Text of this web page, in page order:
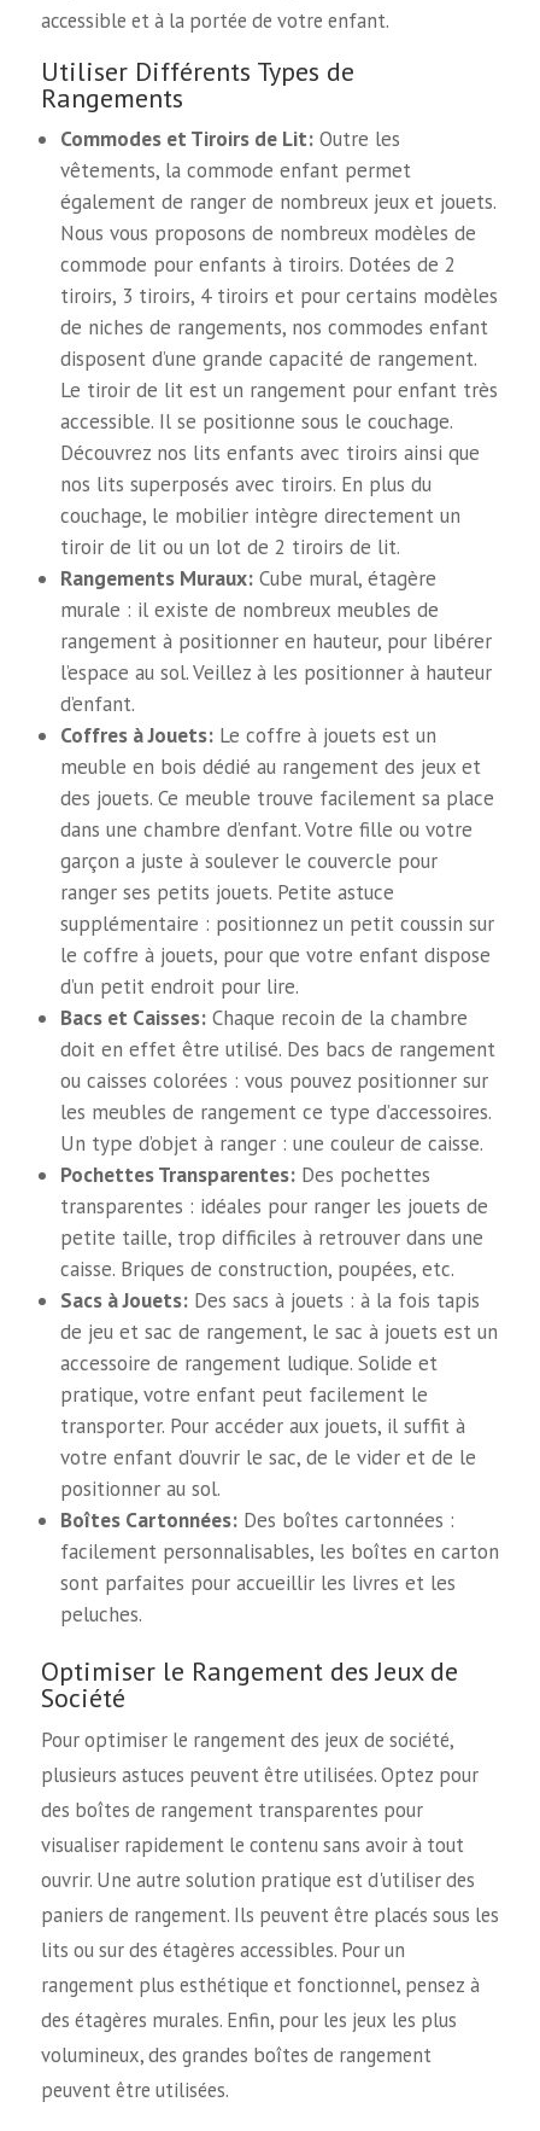
accessible et à la portée de votre enfant.
Utiliser Différents Types de
Rangements
Commodes et Tiroirs de Lit: Outre les
vêtements, la commode enfant permet
également de ranger de nombreux jeux et jouets.
Nous vous proposons de nombreux modèles de
commode pour enfants à tiroirs. Dotées de 2
tiroirs, 3 tiroirs, 4 tiroirs et pour certains modèles
de niches de rangements, nos commodes enfant
disposent d’une grande capacité de rangement.
Le tiroir de lit est un rangement pour enfant très
accessible. Il se positionne sous le couchage.
Découvrez nos lits enfants avec tiroirs ainsi que
nos lits superposés avec tiroirs. En plus du
couchage, le mobilier intègre directement un
tiroir de lit ou un lot de 2 tiroirs de lit.
Rangements Muraux: Cube mural, étagère
murale : il existe de nombreux meubles de
rangement à positionner en hauteur, pour libérer
l’espace au sol. Veillez à les positionner à hauteur
d’enfant.
Coffres à Jouets: Le coffre à jouets est un
meuble en bois dédié au rangement des jeux et
des jouets. Ce meuble trouve facilement sa place
dans une chambre d’enfant. Votre fille ou votre
garçon a juste à soulever le couvercle pour
ranger ses petits jouets. Petite astuce
supplémentaire : positionnez un petit coussin sur
le coffre à jouets, pour que votre enfant dispose
d’un petit endroit pour lire.
Bacs et Caisses: Chaque recoin de la chambre
doit en effet être utilisé. Des bacs de rangement
ou caisses colorées : vous pouvez positionner sur
les meubles de rangement ce type d’accessoires.
Un type d’objet à ranger : une couleur de caisse.
Pochettes Transparentes: Des pochettes
transparentes : idéales pour ranger les jouets de
petite taille, trop difficiles à retrouver dans une
caisse. Briques de construction, poupées, etc.
Sacs à Jouets: Des sacs à jouets : à la fois tapis
de jeu et sac de rangement, le sac à jouets est un
accessoire de rangement ludique. Solide et
pratique, votre enfant peut facilement le
transporter. Pour accéder aux jouets, il suffit à
votre enfant d’ouvrir le sac, de le vider et de le
positionner au sol.
Boîtes Cartonnées: Des boîtes cartonnées :
facilement personnalisables, les boîtes en carton
sont parfaites pour accueillir les livres et les
peluches.
Optimiser le Rangement des Jeux de
Société
Pour optimiser le rangement des jeux de société,
plusieurs astuces peuvent être utilisées. Optez pour
des boîtes de rangement transparentes pour
visualiser rapidement le contenu sans avoir à tout
ouvrir. Une autre solution pratique est d'utiliser des
paniers de rangement. Ils peuvent être placés sous les
lits ou sur des étagères accessibles. Pour un
rangement plus esthétique et fonctionnel, pensez à
des étagères murales. Enfin, pour les jeux les plus
volumineux, des grandes boîtes de rangement
peuvent être utilisées.